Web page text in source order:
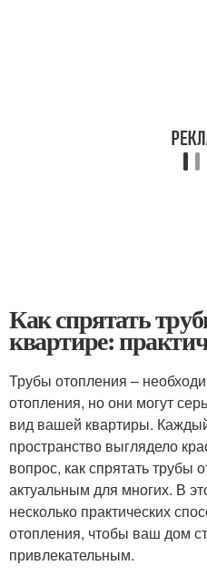
Как спрятать
квартире:
Трубы отопления –
отопления, но они могут
вид вашей квартиры.
пространство выглядело
вопрос, как спрятать трубы
актуальным для многих. В
несколько практических
отопления, чтобы ваш дом
привлекательным.